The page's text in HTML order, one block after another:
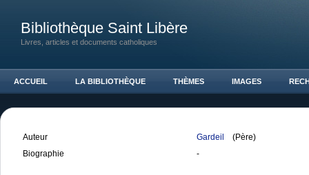
Bibliothèque Saint Libère
Livres, articles et documents catholiques
ACCUEIL LA BIBLIOTHÈQUE THÈMES IMAGES
Auteur Gardeil
(Père)
Biographie
-